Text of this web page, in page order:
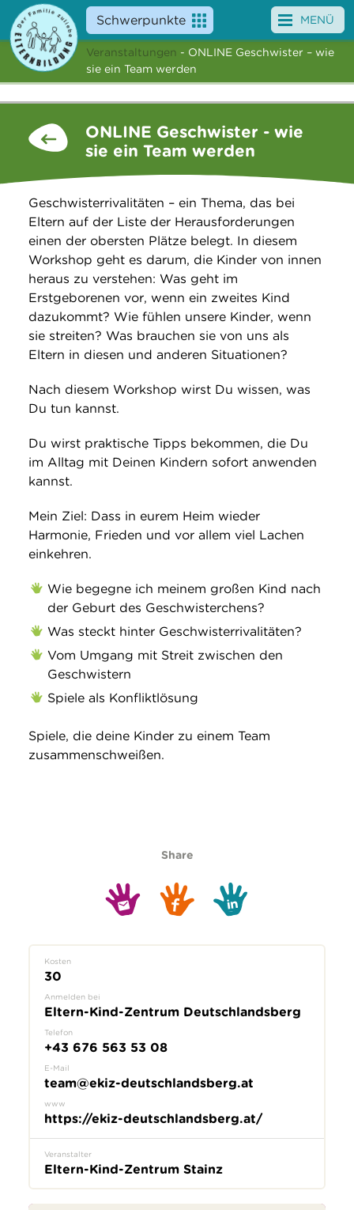
Schwerpunkte
Angebote
News
Über uns
Suche
MENÜ
Veranstaltungen - ONLINE Geschwister – wie
sie ein Team werden
ONLINE Geschwister - wie
sie ein Team werden
Geschwisterrivalitäten – ein Thema, das bei
Eltern auf der Liste der Herausforderungen
einen der obersten Plätze belegt. In diesem
Workshop geht es darum, die Kinder von innen
heraus zu verstehen: Was geht im
Erstgeborenen vor, wenn ein zweites Kind
dazukommt? Wie fühlen unsere Kinder, wenn
sie streiten? Was brauchen sie von uns als
Eltern in diesen und anderen Situationen?
Nach diesem Workshop wirst Du wissen, was
Du tun kannst.
Du wirst praktische Tipps bekommen, die Du
im Alltag mit Deinen Kindern sofort anwenden
kannst.
Mein Ziel: Dass in eurem Heim wieder
Harmonie, Frieden und vor allem viel Lachen
einkehren.
Wie begegne ich meinem großen Kind nach
der Geburt des Geschwisterchens?
Was steckt hinter Geschwisterrivalitäten?
Vom Umgang mit Streit zwischen den
Geschwistern
Spiele als Konfliktlösung
Spiele, die deine Kinder zu einem Team
zusammenschweißen.
Share
Kosten
30
Anmelden bei
Eltern-Kind-Zentrum Deutschlandsberg
Telefon
+43 676 563 53 08
E-Mail
team@ekiz-deutschlandsberg.at
www
https://ekiz-deutschlandsberg.at/
Veranstalter
Eltern-Kind-Zentrum Stainz